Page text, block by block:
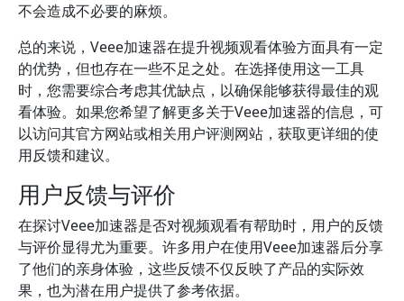
不会造成不必要的麻烦。
总的来说，Veee加速器在提升视频观看体验方面具有一定
的优势，但也存在一些不足之处。在选择使用这一工具
时，您需要综合考虑其优缺点，以确保能够获得最佳的观
看体验。如果您希望了解更多关于Veee加速器的信息，可
以访问其官方网站或相关用户评测网站，获取更详细的使
用反馈和建议。
用户反馈与评价
在探讨Veee加速器是否对视频观看有帮助时，用户的反馈
与评价显得尤为重要。许多用户在使用Veee加速器后分享
了他们的亲身体验，这些反馈不仅反映了产品的实际效
果，也为潜在用户提供了参考依据。